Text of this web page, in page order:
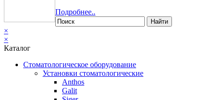
Подробнее..
Найти
×
×
Каталог
Стоматологическое оборудование
Установки стоматологические
Anthos
Galit